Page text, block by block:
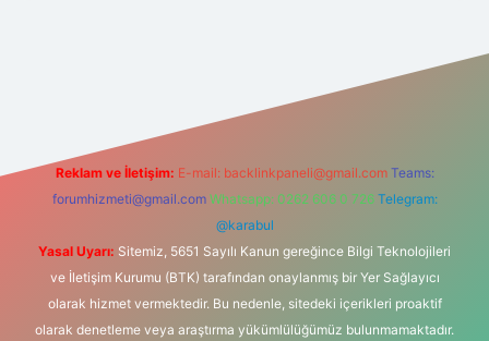
Reklam ve İletişim: E-mail: backlinkpaneli@gmail.com Teams:
forumhizmeti@gmail.com Whatsapp: 0262 606 0 726 Telegram:
@karabul
Yasal Uyarı: Sitemiz, 5651 Sayılı Kanun gereğince Bilgi Teknolojileri
ve İletişim Kurumu (BTK) tarafından onaylanmış bir Yer Sağlayıcı
olarak hizmet vermektedir. Bu nedenle, sitedeki içerikleri proaktif
olarak denetleme veya araştırma yükümlülüğümüz bulunmamaktadır.